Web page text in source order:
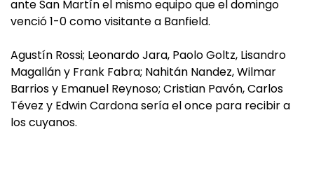
ante San Martín el mismo equipo que el domingo
venció 1-0 como visitante a Banfield.
Agustín Rossi; Leonardo Jara, Paolo Goltz, Lisandro
Magallán y Frank Fabra; Nahitán Nandez, Wilmar
Barrios y Emanuel Reynoso; Cristian Pavón, Carlos
Tévez y Edwin Cardona sería el once para recibir a
los cuyanos.